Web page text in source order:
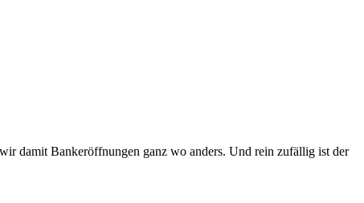
damit Bankeröffnungen ganz wo anders. Und rein zufällig ist der